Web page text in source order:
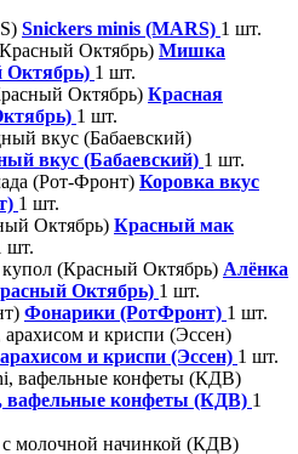
Snickers minis (MARS) 1 шт.
Мишка
Октябрь) 1 шт.
Красная
1 шт.
вкус (Бабаевский) 1 шт.
Коровка вкус
1 шт.
Красный мак
шт.
Алёнка
Октябрь) 1 шт.
Фонарики (РотФронт) 1 шт.
и криспи (Эссен) 1 шт.
вафельные конфеты (КДВ) 1